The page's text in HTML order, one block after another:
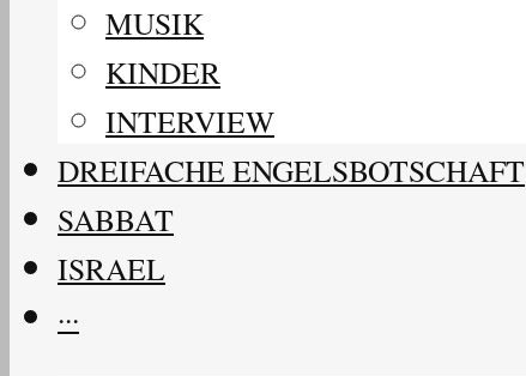
MUSIK
KINDER
INTERVIEW
DREIFACHE ENGELSBOTSCHAFT
SABBAT
ISRAEL
···